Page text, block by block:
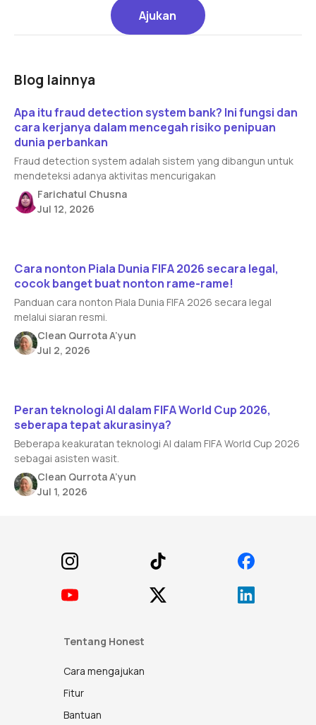
Ajukan
Ajukan
Blog lainnya
Apa itu fraud detection system bank? Ini fungsi dan
cara kerjanya dalam mencegah risiko penipuan
dunia perbankan
Fraud detection system adalah sistem yang dibangun untuk
mendeteksi adanya aktivitas mencurigakan
Farichatul Chusna
Jul 12, 2026
Cara nonton Piala Dunia FIFA 2026 secara legal,
cocok banget buat nonton rame-rame!
Panduan cara nonton Piala Dunia FIFA 2026 secara legal
melalui siaran resmi.
Clean Qurrota A’yun
Jul 2, 2026
Peran teknologi AI dalam FIFA World Cup 2026,
seberapa tepat akurasinya?
Beberapa keakuratan teknologi AI dalam FIFA World Cup 2026
sebagai asisten wasit.
Clean Qurrota A’yun
Jul 1, 2026
Tentang Honest
Cara mengajukan
Fitur
Bantuan